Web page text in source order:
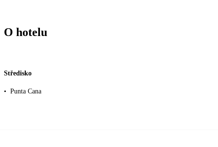
O hotelu
Středisko
• Punta Cana